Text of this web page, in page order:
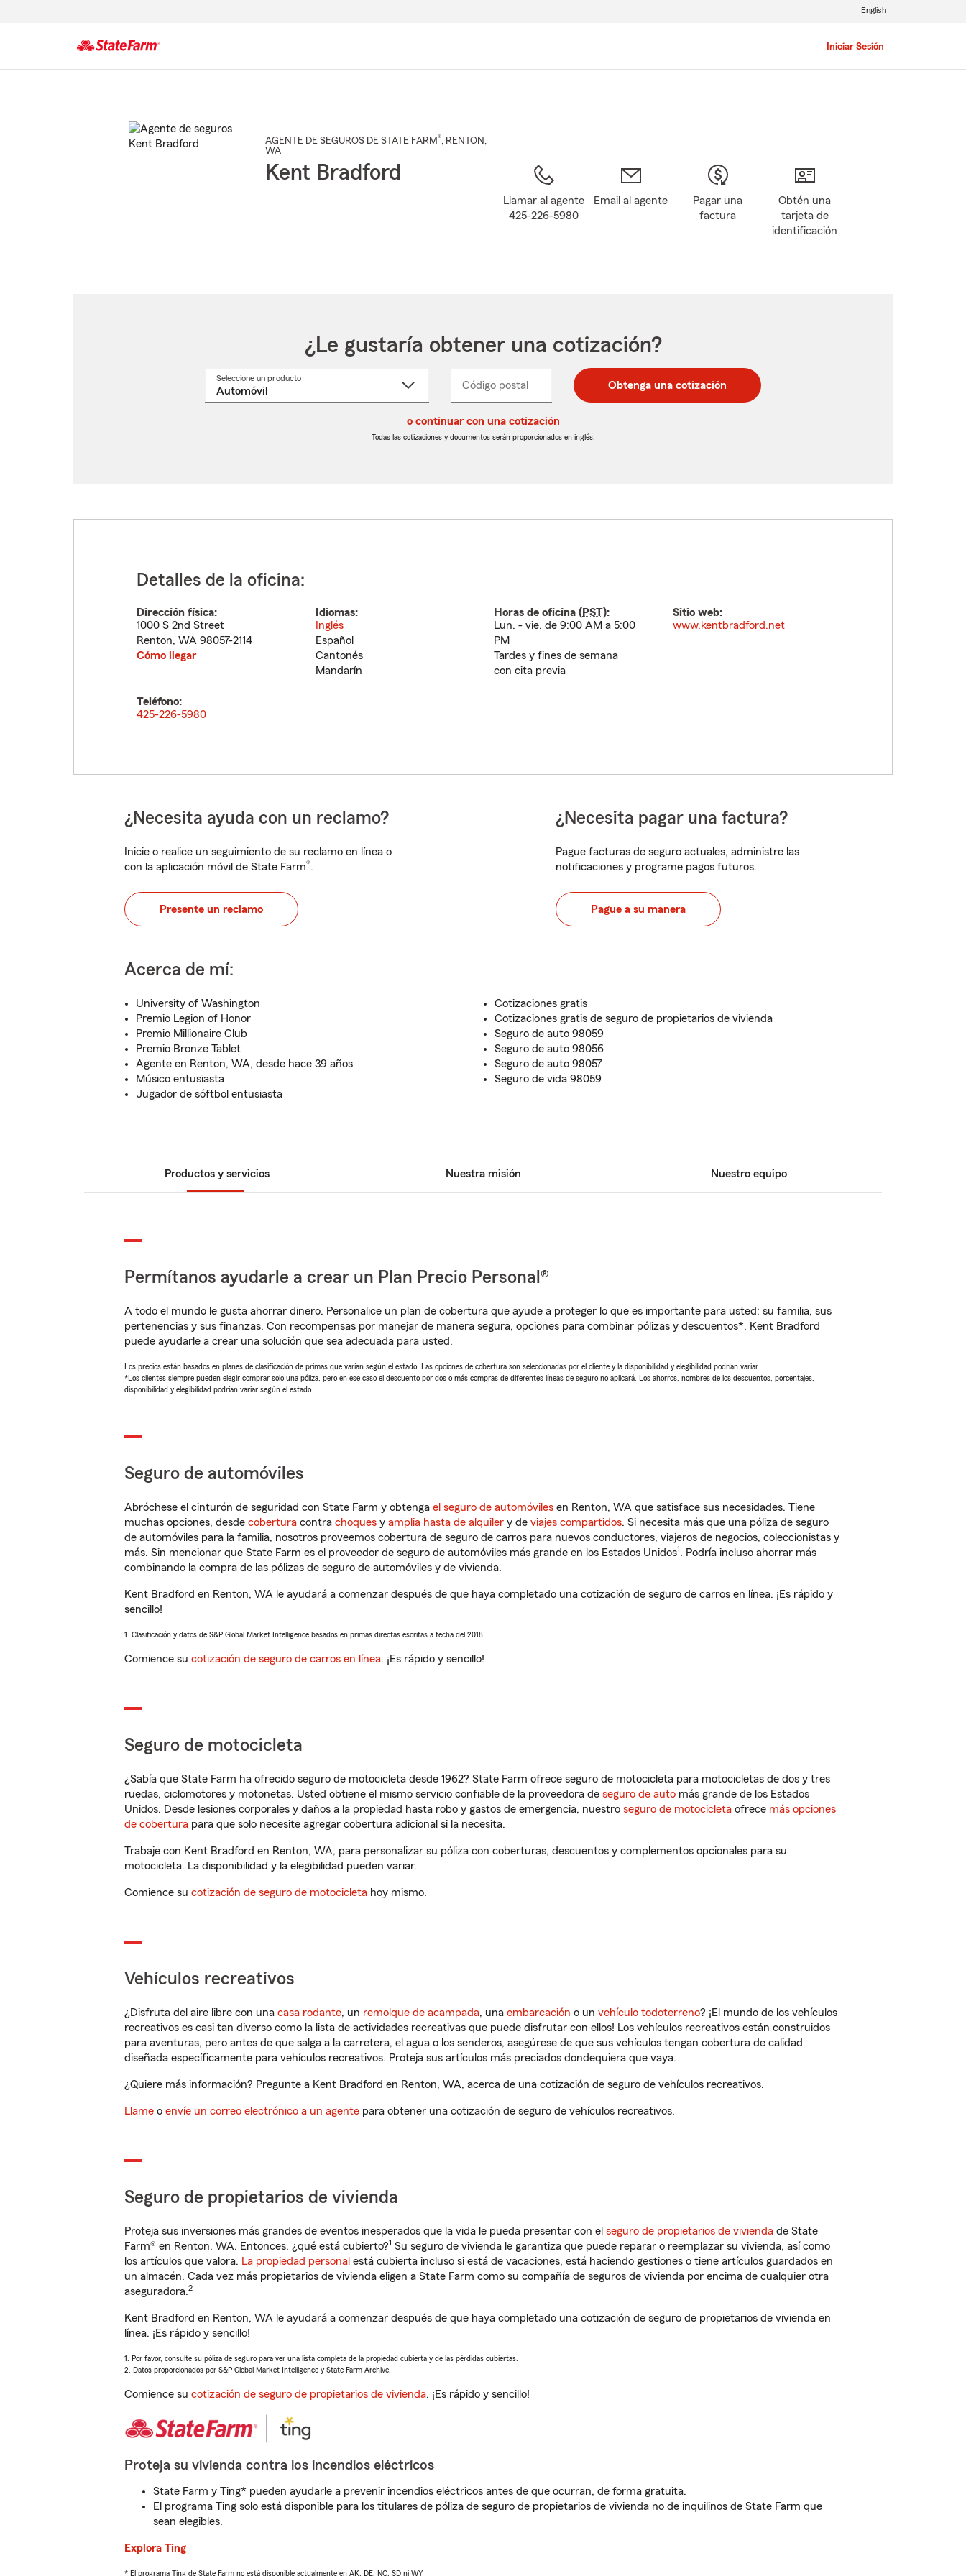
Iniciar Sesión
English
AGENTE DE SEGUROS DE STATE FARM®, RENTON ,
WA
Kent Bradford
Llamar al agente
425-226-5980
Email al agente
Pagar una
factura
Obtén una
tarjeta de
identificación
¿Le gustaría obtener una cotización?
Seleccione un productoSeleccione
Código postal
postal
de
postal
de
_____ Obtenga una cotización
o continuar con una cotización
Todas las cotizaciones y documentos serán proporcionados en inglés.
Detalles de la oficina:
Dirección física:
1000 S 2nd Street
Renton, WA 98057-2114
Cómo llegar
Idiomas:
Inglés
Español
Cantonés
Mandarín
Horas de oficina (PST):
Lun. - vie. de 9:00 AM a 5:00
PM
Tardes y fines de semana
con cita previa
Sitio web:
www.kentbradford.net
Teléfono:
425-226-5980
¿Necesita ayuda con un reclamo?
Inicie o realice un seguimiento de su reclamo en línea o
con la aplicación móvil de State Farm®.
Presente un reclamo
¿Necesita pagar una factura?
Pague facturas de seguro actuales, administre las
notificaciones y programe pagos futuros.
Pague a su manera
Acerca de mí:
University of Washington
Premio Legion of Honor
Premio Millionaire Club
Premio Bronze Tablet
Agente en Renton, WA, desde hace 39 años
Músico entusiasta
Jugador de sóftbol entusiasta
Cotizaciones gratis
Cotizaciones gratis de seguro de propietarios de vivienda
Seguro de auto 98059
Seguro de auto 98056
Seguro de auto 98057
Seguro de vida 98059
Productos y servicios Nuestra misión Nuestro equipo
Permítanos ayudarle a crear un Plan Precio Personal®
A todo el mundo le gusta ahorrar dinero. Personalice un plan de cobertura que ayude a proteger lo que es importante para usted: su familia, sus
pertenencias y sus finanzas. Con recompensas por manejar de manera segura, opciones para combinar pólizas y descuentos*, Kent Bradford
puede ayudarle a crear una solución que sea adecuada para usted.
Los precios están basados en planes de clasificación de primas que varían según el estado. Las opciones de cobertura son seleccionadas por el cliente y la disponibilidad y elegibilidad podrían variar.
*Los clientes siempre pueden elegir comprar solo una póliza, pero en ese caso el descuento por dos o más compras de diferentes líneas de seguro no aplicará. Los ahorros, nombres de los descuentos, porcentajes,
disponibilidad y elegibilidad podrían variar según el estado.
Seguro de automóviles
Abróchese el cinturón de seguridad con State Farm y obtenga el seguro de automóviles en Renton, WA que satisface sus necesidades. Tiene
muchas opciones, desde cobertura contra choques y amplia hasta de alquiler y de viajes compartidos. Si necesita más que una póliza de seguro
de automóviles para la familia, nosotros proveemos cobertura de seguro de carros para nuevos conductores, viajeros de negocios, coleccionistas y
más. Sin mencionar que State Farm es el proveedor de seguro de automóviles más grande en los Estados Unidos1. Podría incluso ahorrar más
combinando la compra de las pólizas de seguro de automóviles y de vivienda.
Kent Bradford en Renton, WA le ayudará a comenzar después de que haya completado una cotización de seguro de carros en línea. ¡Es rápido y
sencillo!
1. Clasificación y datos de S&P Global Market Intelligence basados en primas directas escritas a fecha del 2018.
Comience su cotización de seguro de carros en línea. ¡Es rápido y sencillo!
Seguro de motocicleta
¿Sabía que State Farm ha ofrecido seguro de motocicleta desde 1962? State Farm ofrece seguro de motocicleta para motocicletas de dos y tres
ruedas, ciclomotores y motonetas. Usted obtiene el mismo servicio confiable de la proveedora de seguro de auto más grande de los Estados
Unidos. Desde lesiones corporales y daños a la propiedad hasta robo y gastos de emergencia, nuestro seguro de motocicleta ofrece más opciones
de cobertura para que solo necesite agregar cobertura adicional si la necesita.
Trabaje con Kent Bradford en Renton, WA, para personalizar su póliza con coberturas, descuentos y complementos opcionales para su
motocicleta. La disponibilidad y la elegibilidad pueden variar.
Comience su cotización de seguro de motocicleta hoy mismo.
Vehículos recreativos
¿Disfruta del aire libre con una casa rodante, un remolque de acampada, una embarcación o un vehículo todoterreno? ¡El mundo de los vehículos
recreativos es casi tan diverso como la lista de actividades recreativas que puede disfrutar con ellos! Los vehículos recreativos están construidos
para aventuras, pero antes de que salga a la carretera, el agua o los senderos, asegúrese de que sus vehículos tengan cobertura de calidad
diseñada específicamente para vehículos recreativos. Proteja sus artículos más preciados dondequiera que vaya.
¿Quiere más información? Pregunte a Kent Bradford en Renton, WA, acerca de una cotización de seguro de vehículos recreativos.
Llame o envíe un correo electrónico a un agente para obtener una cotización de seguro de vehículos recreativos.
Seguro de propietarios de vivienda
Proteja sus inversiones más grandes de eventos inesperados que la vida le pueda presentar con el seguro de propietarios de vivienda de State
Farm® en Renton, WA. Entonces, ¿qué está cubierto?1 Su seguro de vivienda le garantiza que puede reparar o reemplazar su vivienda, así como
los artículos que valora. La propiedad personal está cubierta incluso si está de vacaciones, está haciendo gestiones o tiene artículos guardados en
un almacén. Cada vez más propietarios de vivienda eligen a State Farm como su compañía de seguros de vivienda por encima de cualquier otra
aseguradora.2
Kent Bradford en Renton, WA le ayudará a comenzar después de que haya completado una cotización de seguro de propietarios de vivienda en
línea. ¡Es rápido y sencillo!
1. Por favor, consulte su póliza de seguro para ver una lista completa de la propiedad cubierta y de las pérdidas cubiertas.
2. Datos proporcionados por S&P Global Market Intelligence y State Farm Archive.
Comience su cotización de seguro de propietarios de vivienda. ¡Es rápido y sencillo!
Proteja su vivienda contra los incendios eléctricos
State Farm y Ting* pueden ayudarle a prevenir incendios eléctricos antes de que ocurran, de forma gratuita.
El programa Ting solo está disponible para los titulares de póliza de seguro de propietarios de vivienda no de inquilinos de State Farm que
sean elegibles.
Explora Ting
* El programa Ting de State Farm no está disponible actualmente en AK, DE, NC, SD ni WY